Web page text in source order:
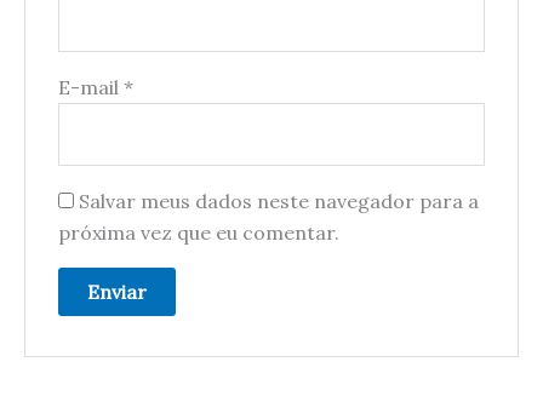
E-mail *
Salvar meus dados neste navegador para a
próxima vez que eu comentar.